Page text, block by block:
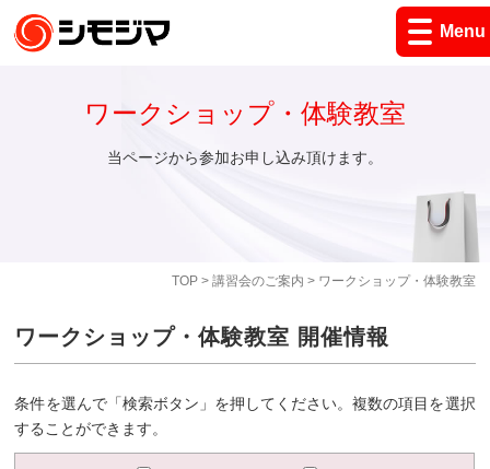
Menu
TOP> 講習会のご案内 > ワークショップ・体験教室
ワークショップ・体験教室
当ページから参加お申し込み頂けます。
ワークショップ・体験教室 開催情報
条件を選んで「検索ボタン」を押してください。複数の項目を選択
することができます。